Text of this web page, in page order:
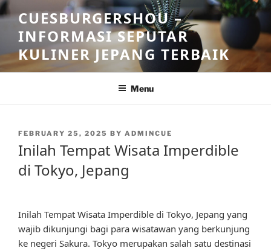
Skip
to
content
CUESBURGERSHOU –
INFORMASI SEPUTAR
KULINER JEPANG TERBAIK
Menu
POSTED
FEBRUARY 25, 2025 BY ADMINCUE
Inilah Tempat Wisata Imperdible
di Tokyo, Jepang
Inilah Tempat Wisata Imperdible di Tokyo, Jepang yang
wajib dikunjungi bagi para wisatawan yang berkunjung
ke negeri Sakura. Tokyo merupakan salah satu destinasi